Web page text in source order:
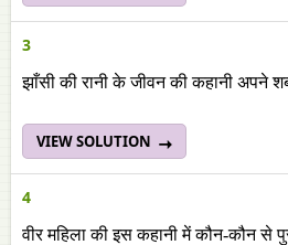
3
झाँसी की रानी के जीवन की कहानी अपने
VIEW SOLUTION
4
वीर महिला की इस कहानी में कौन-कौन से